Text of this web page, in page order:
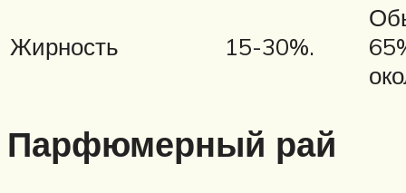
Жирность 15-30%.
Парфюмерный рай